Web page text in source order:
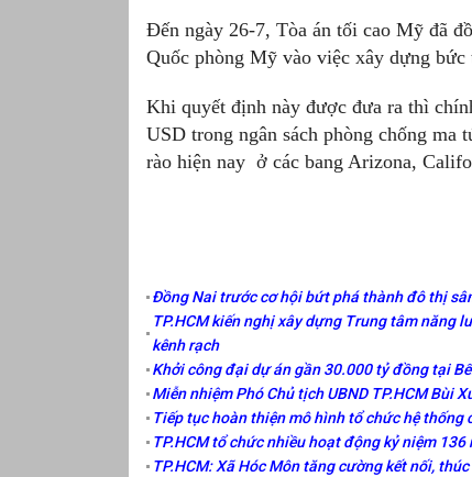
Đến ngày 26-7, Tòa án tối cao Mỹ đã
Quốc phòng Mỹ vào việc xây dựng
Khi quyết định này được đưa ra thì
USD trong ngân sách phòng chống ma
rào hiện nay ở các bang Arizona,
Đồng Nai trước cơ hội bứt phá thành đô thị
TP.HCM kiến nghị xây dựng Trung tâm năng
kênh rạch
Khởi công đại dự án gần 30.000 tỷ đồng tại
Miễn nhiệm Phó Chủ tịch UBND TP.HCM Bùi
Tiếp tục hoàn thiện mô hình tổ chức hệ thống
TP.HCM tổ chức nhiều hoạt động kỷ niệm
TP.HCM: Xã Hóc Môn tăng cường kết nối,